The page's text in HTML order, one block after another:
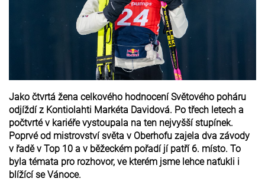
Jako čtvrtá žena celkového hodnocení Světového poháru
odjíždí z Kontiolahti Markéta Davidová. Po třech letech a
počtvrté v kariéře vystoupala na ten nejvyšší stupínek.
Poprvé od mistrovství světa v Oberhofu zajela dva závody
v řadě v Top 10 a v běžeckém pořadí jí patří 6. místo. To
byla témata pro rozhovor, ve kterém jsme lehce naťukli i
blížící se Vánoce.